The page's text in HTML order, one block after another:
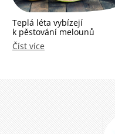
Teplá léta vybízejí
k pěstování melounů
Číst více